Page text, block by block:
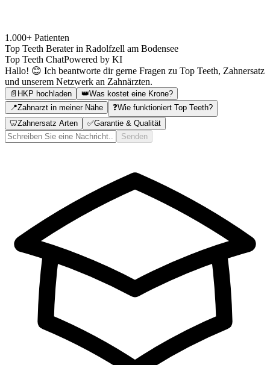
1.000+ Patienten
Top Teeth Berater in Radolfzell am Bodensee
Top Teeth ChatPowered by KI
Hallo! 😊 Ich beantworte dir gerne Fragen zu Top Teeth, Zahnersatz
und unserem Netzwerk an Zahnärzten.
📄 HKP hochladen 👑Was kostet eine Krone?
📍Zahnarzt in meiner Nähe ❓Wie funktioniert Top Teeth?
🦷Zahnersatz Arten ✅Garantie & Qualität
Senden